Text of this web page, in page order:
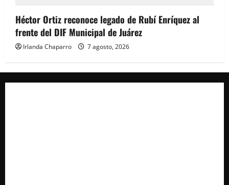
Héctor Ortiz reconoce legado de Rubí Enríquez al
frente del DIF Municipal de Juárez
Irlanda Chaparro 7 agosto, 2026